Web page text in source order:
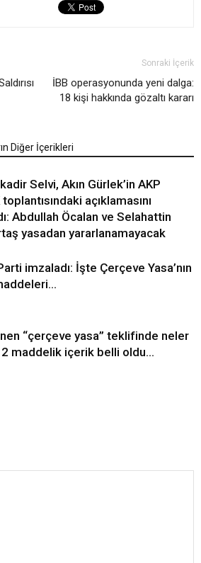
Sonraki İçerik
İBB operasyonunda yeni dalga:
18 kişi hakkında gözaltı kararı
Diğer İçerikleri
Selvi, Akın Gürlek’in AKP
toplantısındaki açıklamasını
Abdullah Öcalan ve Selahattin
yasadan yararlanamayacak
imzaladı: İşte Çerçeve Yasa’nın
“çerçeve yasa” teklifinde neler
maddelik içerik belli oldu…